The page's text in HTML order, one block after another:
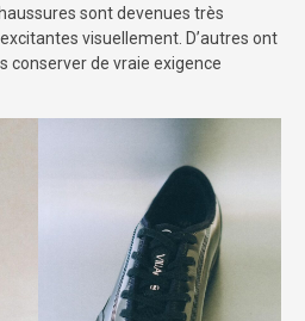
sont devenues très
visuellement. D’autres ont
conserver de vraie exigence